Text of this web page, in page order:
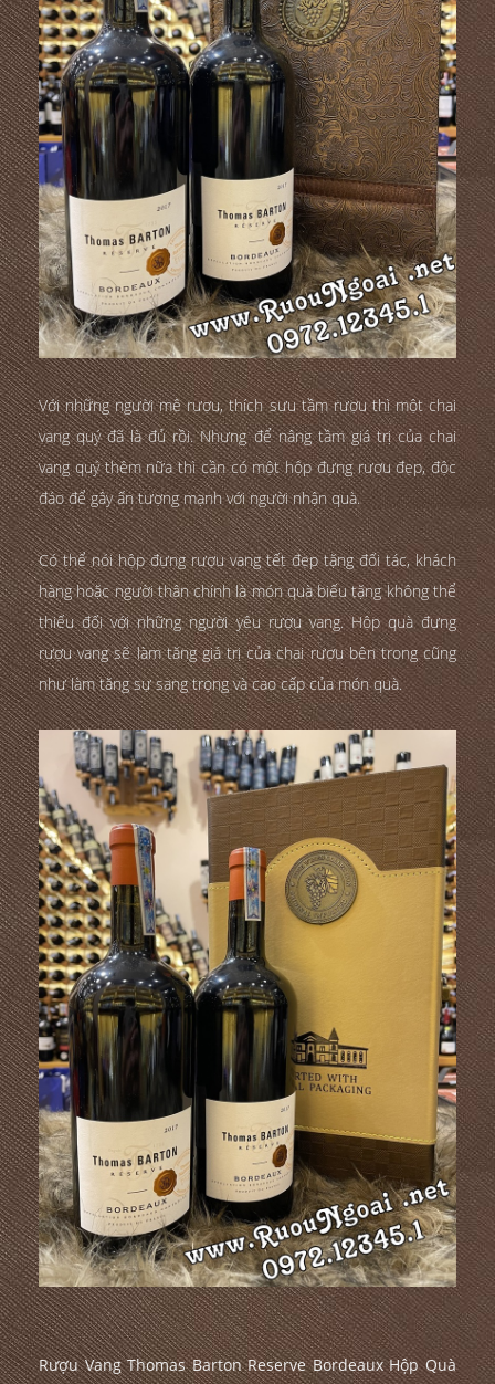
Với những người mê rượu, thích sưu tầm rượu thì một chai
vang quý đã là đủ rồi. Nhưng để nâng tầm giá trị của chai
vang quý thêm nữa thì cần có một hộp đựng rượu đẹp, độc
đáo để gây ấn tượng mạnh với người nhận quà.
Có thể nói hộp đựng rượu vang tết đẹp tặng đối tác, khách
hàng hoặc người thân chính là món quà biếu tặng không thể
thiếu đối với những người yêu rượu vang. Hộp quà đựng
rượu vang sẽ làm tăng giá trị của chai rượu bên trong cũng
như làm tăng sự sang trọng và cao cấp của món quà.
Rượu Vang Thomas Barton Reserve Bordeaux Hộp Quà